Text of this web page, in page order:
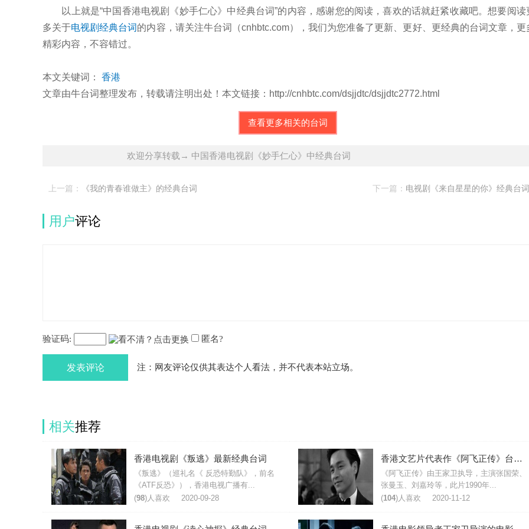
以上就是“中国香港电视剧《妙手仁心》中经典台词”的内容，感谢您的阅读，喜欢的话就赶紧收藏吧。想要阅读
多关于电视剧经典台词的内容，请关注牛台词（cnhbtc.com），我们为您准备了更新、更好、更经典的台词文章，更
精彩内容，不容错过。
本文关键词： 香港
文章由牛台词整理发布，转载请注明出处！本文链接：http://cnhbtc.com/dsjjdtc/dsjjdtc2772.html
查看更多相关的台词
欢迎分享转载→ 中国香港电视剧《妙手仁心》中经典台词
上一篇： 《我的青春谁做主》的经典台词 下一篇： 电视剧《来自星星的你》经典台词
用户评论
验证码: 匿名?
发表评论 注：网友评论仅供其表达个人看法，并不代表本站立场。
相关推荐
香港电视剧《叛逃》最新经典台词
《叛逃》（巡礼名《 反恐特勤队》，前名
《ATF反恐》），香港电视广播有...
(98)人喜欢 2020-09-28
香港文艺片代表作《阿飞正传》台词简介
《阿飞正传》由王家卫执导，主演张国荣、
张曼玉、刘嘉玲等，此片1990年...
(104)人喜欢 2020-11-12